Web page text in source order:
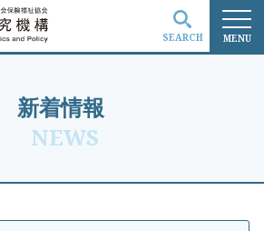
MENU
SEARCH
新着情報
NEWS